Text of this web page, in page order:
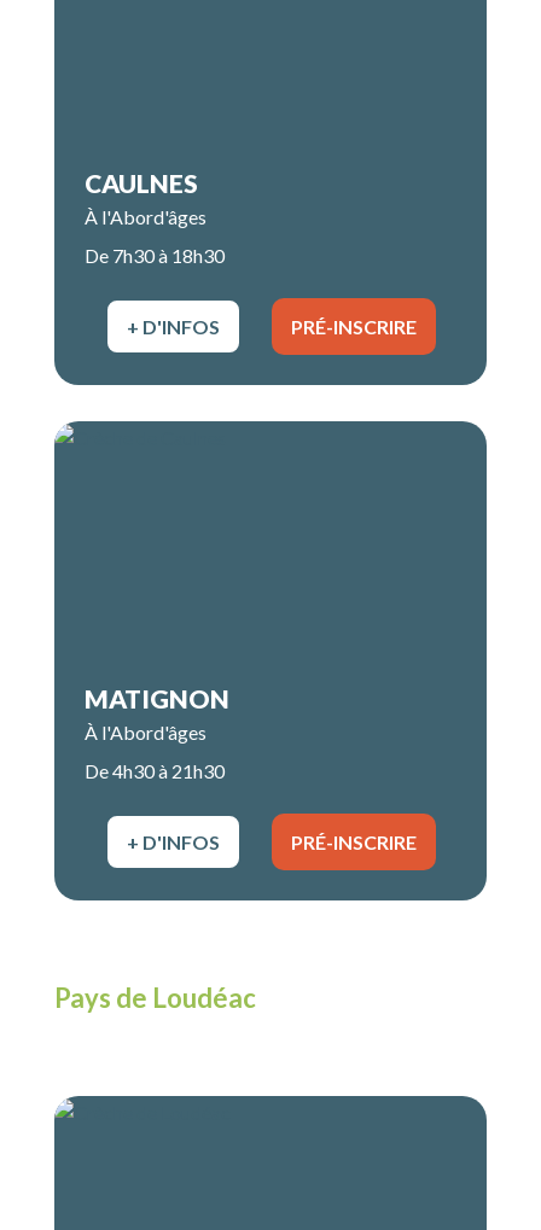
CAULNES
À l'Abord'âges
De 7h30 à 18h30
+ D'INFOS PRÉ-INSCRIRE
MATIGNON
À l'Abord'âges
De 4h30 à 21h30
+ D'INFOS PRÉ-INSCRIRE
Pays de Loudéac